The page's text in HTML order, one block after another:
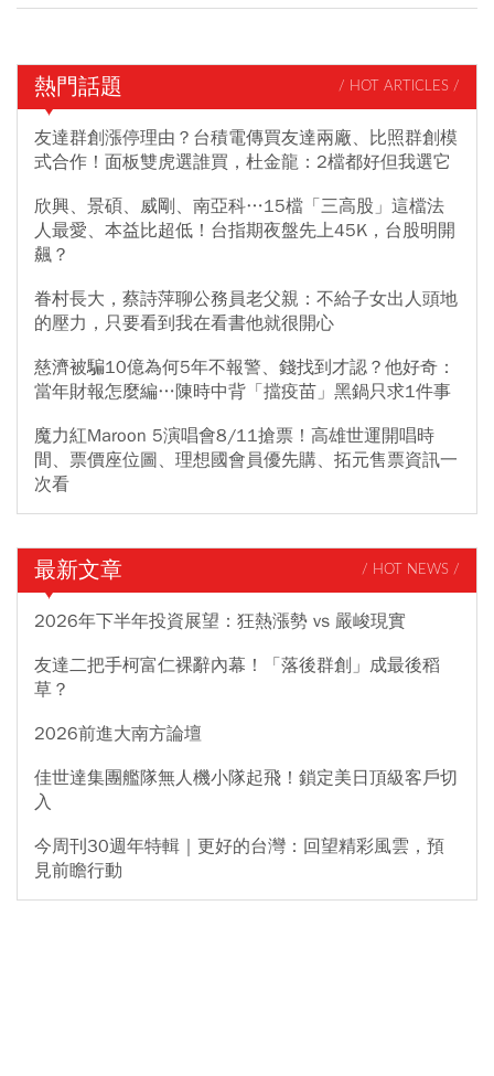
熱門話題 / HOT ARTICLES /
友達群創漲停理由？台積電傳買友達兩廠、比照群創模
式合作！面板雙虎選誰買，杜金龍：2檔都好但我選它
欣興、景碩、威剛、南亞科…15檔「三高股」這檔法
人最愛、本益比超低！台指期夜盤先上45K，台股明開
飆？
眷村長大，蔡詩萍聊公務員老父親：不給子女出人頭地
的壓力，只要看到我在看書他就很開心
慈濟被騙10億為何5年不報警、錢找到才認？他好奇：
當年財報怎麼編…陳時中背「擋疫苗」黑鍋只求1件事
魔力紅Maroon 5演唱會8/11搶票！高雄世運開唱時
間、票價座位圖、理想國會員優先購、拓元售票資訊一
次看
最新文章 / HOT NEWS /
2026年下半年投資展望：狂熱漲勢 vs 嚴峻現實
友達二把手柯富仁裸辭內幕！「落後群創」成最後稻
草？
2026前進大南方論壇
佳世達集團艦隊無人機小隊起飛！鎖定美日頂級客戶切
入
今周刊30週年特輯｜更好的台灣：回望精彩風雲，預
見前瞻行動